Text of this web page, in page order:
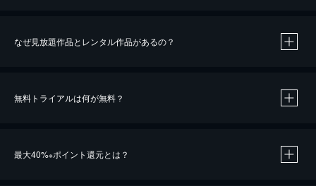
なぜ見放題作品とレンタル作品があるの？
無料トライアルは何が無料？
最大40%※ポイント還元とは？